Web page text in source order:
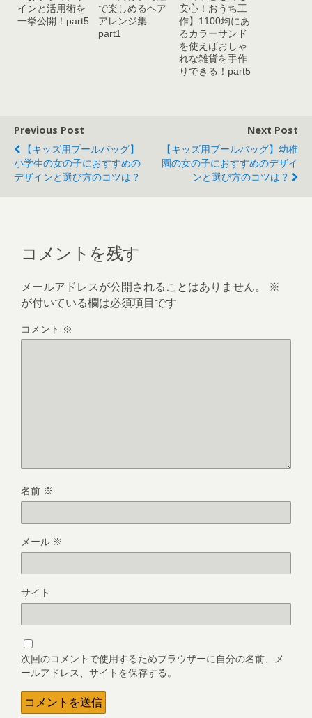
インと活用術を
一挙公開！part5
で楽しめるヘア
アレンジ集
part1
安心！おうち工
作】1100均にあ
るカラーサンド
を使えばおしゃ
れな雑貨を手作
りできる！part5
Previous Post
【キッズ用プールバッグ】
小学生の女の子におすすめの
デザインと選び方のコツは？
Next Post
【キッズ用プールバッグ】幼稚
園の女の子におすすめのデザイ
ンと選び方のコツは？
コメントを残す
メールアドレスが公開されることはありません。
※
が付いている欄は必須項目です
コメント ※
名前 ※
メール ※
サイト
次回のコメントで使用するためブラウザーに自分の名前、メ
ールアドレス、サイトを保存する。